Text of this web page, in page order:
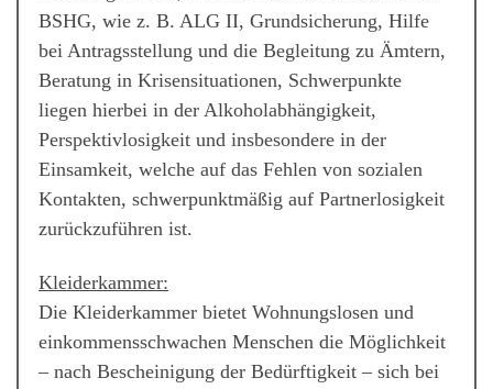
Männer
BSHG, wie z. B. ALG II, Grundsicherung, Hilfe
bei Antragsstellung und die Begleitung zu Ämtern,
Beratung in Krisensituationen, Schwerpunkte
liegen hierbei in der Alkoholabhängigkeit,
Perspektivlosigkeit und insbesondere in der
Einsamkeit, welche auf das Fehlen von sozialen
Kontakten, schwerpunktmäßig auf Partnerlosigkeit
zurückzuführen ist.
Kleiderkammer:
Die Kleiderkammer bietet Wohnungslosen und
einkommensschwachen Menschen die Möglichkeit
– nach Bescheinigung der Bedürftigkeit – sich bei